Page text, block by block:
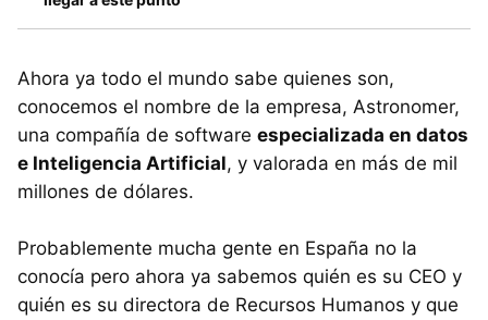
Ahora ya todo el mundo sabe quienes son,
conocemos el nombre de la empresa, Astronomer,
una compañía de software especializada en datos
e Inteligencia Artificial, y valorada en más de mil
millones de dólares.
Probablemente mucha gente en España no la
conocía pero ahora ya sabemos quién es su CEO y
quién es su directora de Recursos Humanos y que